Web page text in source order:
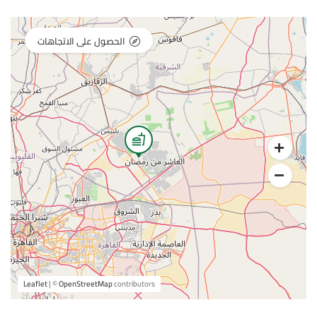
Leaflet| ©OpenStreetMapcontributors
الحصول على الاتجاهات